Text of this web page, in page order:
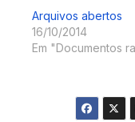
Arquivos abertos
16/10/2014
Em "Documentos